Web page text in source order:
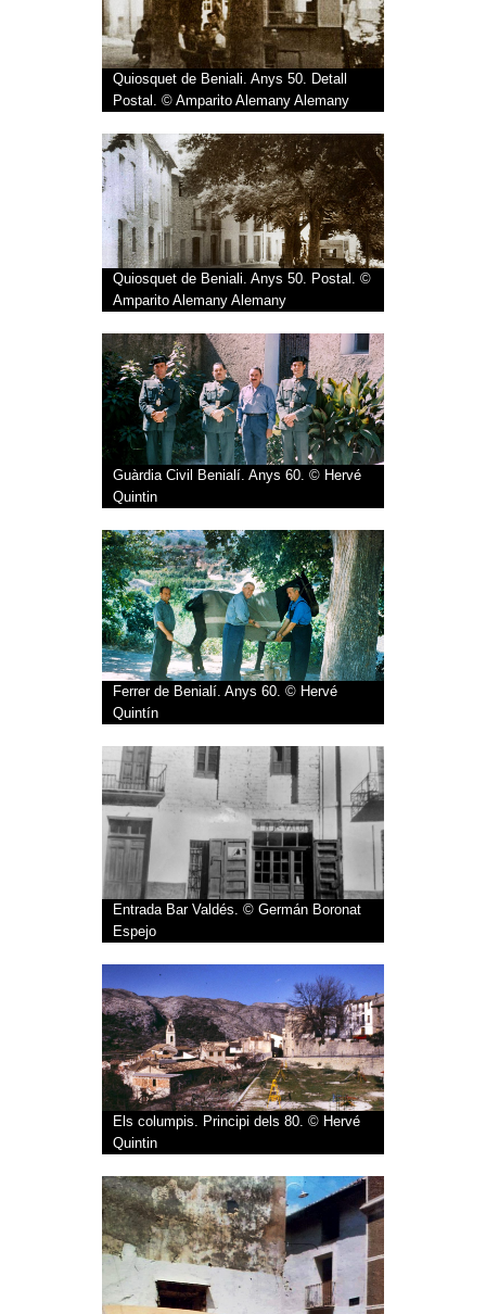
Quiosquet de Beniali. Anys 50. Detall
Postal. © Amparito Alemany Alemany
Quiosquet de Beniali. Anys 50. Postal. ©
Amparito Alemany Alemany
Guàrdia Civil Benialí. Anys 60. © Hervé
Quintin
Ferrer de Benialí. Anys 60. © Hervé
Quintín
Entrada Bar Valdés. © Germán Boronat
Espejo
Els columpis. Principi dels 80. © Hervé
Quintin